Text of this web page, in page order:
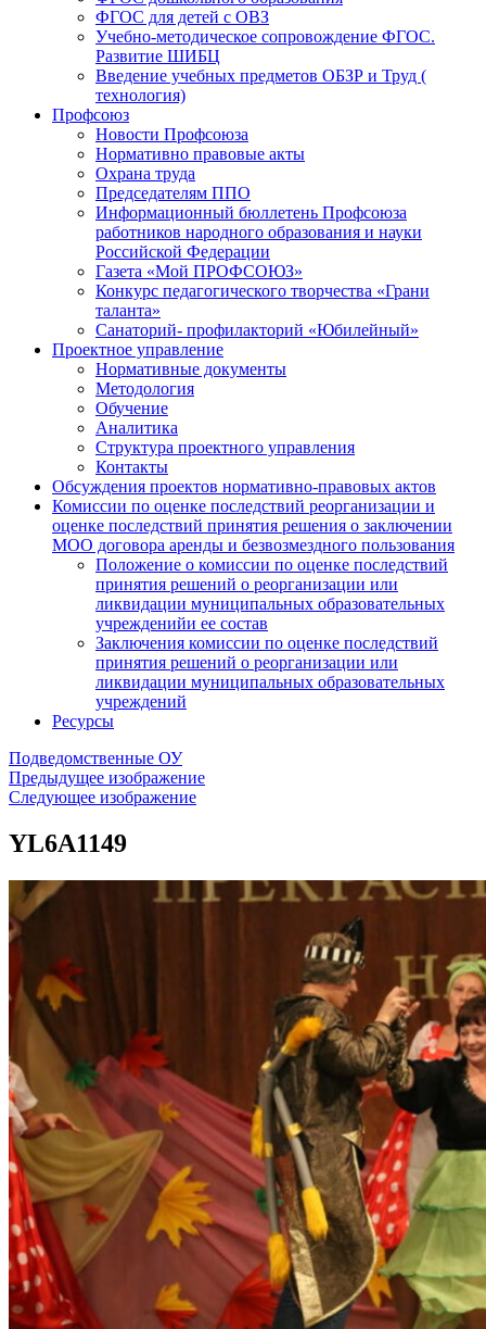
ФГОС для детей с ОВЗ
Учебно-методическое сопровождение ФГОС.
Развитие ШИБЦ
Введение учебных предметов ОБЗР и Труд (
технология)
Профсоюз
Новости Профсоюза
Нормативно правовые акты
Охрана труда
Председателям ППО
Информационный бюллетень Профсоюза
работников народного образования и науки
Российской Федерации
Газета «Мой ПРОФСОЮЗ»
Конкурс педагогического творчества «Грани
таланта»
Санаторий- профилакторий «Юбилейный»
Проектное управление
Нормативные документы
Методология
Обучение
Аналитика
Структура проектного управления
Контакты
Обсуждения проектов нормативно-правовых актов
Комиссии по оценке последствий реорганизации и
оценке последствий принятия решения о заключении
МОО договора аренды и безвозмездного пользования
Положение о комиссии по оценке последствий
принятия решений о реорганизации или
ликвидации муниципальных образовательных
учрежденийи ее состав
Заключения комиссии по оценке последствий
принятия решений о реорганизации или
ликвидации муниципальных образовательных
учреждений
Ресурсы
Подведомственные ОУ
Предыдущее изображение
Следующее изображение
YL6A1149